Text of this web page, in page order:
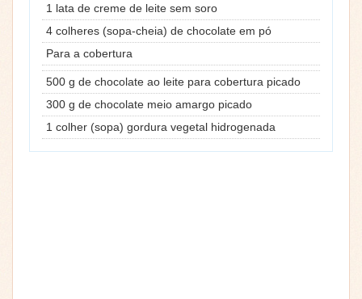
1 lata de creme de leite sem soro
4 colheres (sopa-cheia) de chocolate em pó
Para a cobertura
500 g de chocolate ao leite para cobertura picado
300 g de chocolate meio amargo picado
1 colher (sopa) gordura vegetal hidrogenada